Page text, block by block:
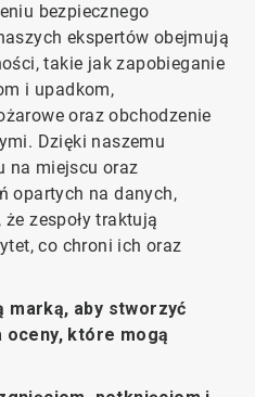
bezpiecznego
ekspertów obejmują
takie jak zapobieganie
i upadkom,
oraz obchodzenie
Dzięki naszemu
na miejscu oraz
opartych na danych,
zespoły traktują
co chroni ich oraz
marką, aby stworzyć
które mogą